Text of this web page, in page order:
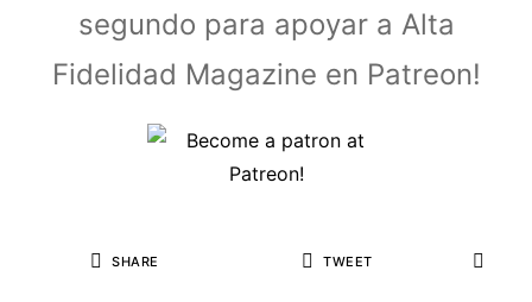
segundo para apoyar a Alta
Fidelidad Magazine en Patreon!
SHARE TWEET